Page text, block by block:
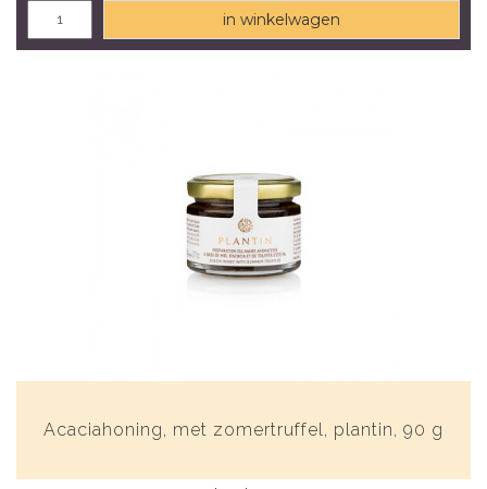
in winkelwagen
Acaciahoning, met zomertruffel, plantin, 90 g